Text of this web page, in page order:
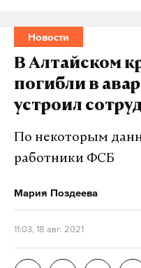
Новости
В Алтайском
погибли в
устроил
По некоторым
работники ФСБ
Мария Поздеева
11:03, 18 авг. 2021